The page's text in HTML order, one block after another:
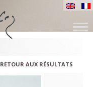
RETOUR AUX RÉSULTATS